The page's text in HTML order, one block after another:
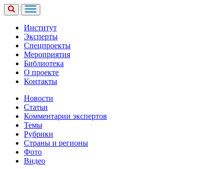
Институт
Эксперты
Спецпроекты
Мероприятия
Библиотека
О проекте
Контакты
Новости
Статьи
Комментарии экспертов
Темы
Рубрики
Страны и регионы
Фото
Видео